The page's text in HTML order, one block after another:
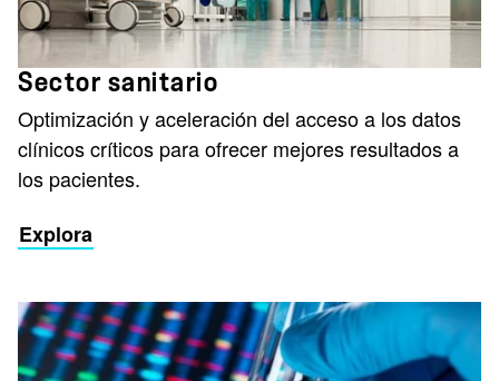
Sector sanitario
Optimización y aceleración del acceso a los datos
clínicos críticos para ofrecer mejores resultados a
los pacientes.
Explora